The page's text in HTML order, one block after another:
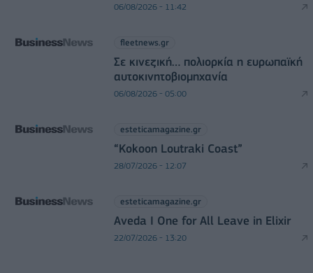
06/08/2026 - 11:42
fleetnews.gr
Σε κινεζική… πολιορκία η ευρωπαϊκή
αυτοκινητοβιομηχανία
06/08/2026 - 05:00
esteticamagazine.gr
“Kokoon Loutraki Coast”
28/07/2026 - 12:07
esteticamagazine.gr
Aveda I One for All Leave in Elixir
22/07/2026 - 13:20